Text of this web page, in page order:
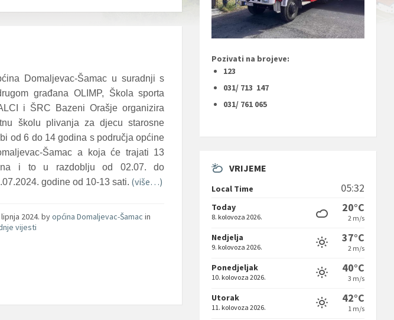
Domaljevac-Šamac u suradnji s
građana OLIMP, Škola sporta
i ŠRC Bazeni Orašje organizira
školu plivanja za djecu starosne
od 6 do 14 godina s područja općine
Šamac a koja će trajati 13
i to u razdoblju od 02.07. do
godine od 10-13 sati. (više…)
lipnja 2024.byopćina Domaljevac-Šamac in
vijesti
Pozivati na brojeve:
123
031/ 713 147
031/ 761 065
VRIJEME
Local Time 05:32
Today
8. kolovoza 2026.
20°C
2 m/s
Nedjelja
9. kolovoza 2026.
37°C
2 m/s
Ponedjeljak
10. kolovoza 2026.
40°C
3 m/s
Utorak
11. kolovoza 2026.
42°C
1 m/s